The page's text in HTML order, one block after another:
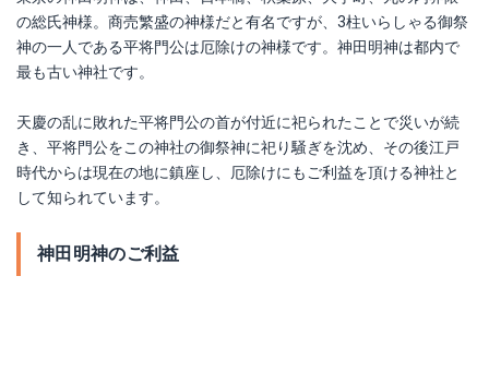
の総氏神様。商売繁盛の神様だと有名ですが、3柱いらしゃる御祭
神の一人である平将門公は厄除けの神様です。神田明神は都内で
最も古い神社です。
天慶の乱に敗れた平将門公の首が付近に祀られたことで災いが続
き、平将門公をこの神社の御祭神に祀り騒ぎを沈め、その後江戸
時代からは現在の地に鎮座し、厄除けにもご利益を頂ける神社と
して知られています。
神田明神のご利益